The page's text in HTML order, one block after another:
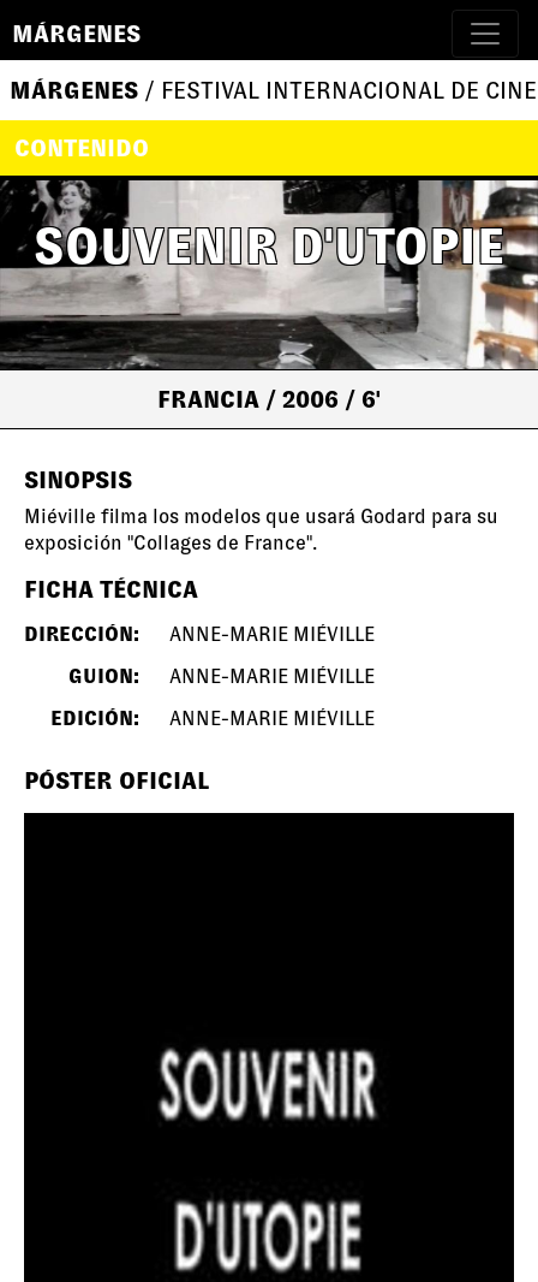
MÁRGENES
MÁRGENES / FESTIVAL INTERNACIONAL DE
CONTENIDO
SOUVENIR D'UTOPIE
FRANCIA / 2006 / 6'
SINOPSIS
Miéville filma los modelos que usará Godard para su
exposición "Collages de France".
FICHA TÉCNICA
DIRECCIÓN:
ANNE-MARIE MIÉVILLE
GUION:
ANNE-MARIE MIÉVILLE
EDICIÓN:
ANNE-MARIE MIÉVILLE
PÓSTER OFICIAL